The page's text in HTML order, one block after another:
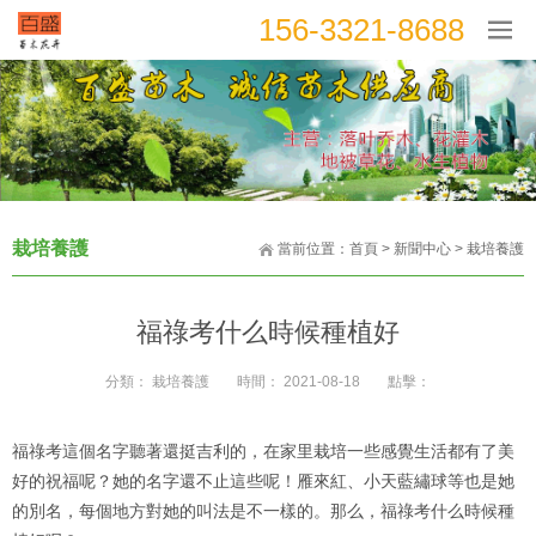
156-3321-8688
當前位置： 首頁 > 新聞中心 > 栽培養護
栽培養護
福祿考什么時候種植好
分類： 栽培養護 時間： 2021-08-18 點擊：
福祿考這個名字聽著還挺吉利的，在家里栽培一些感覺生活都有了美
好的祝福呢？她的名字還不止這些呢！雁來紅、小天藍繡球等也是她
的別名，每個地方對她的叫法是不一樣的。那么，福祿考什么時候種